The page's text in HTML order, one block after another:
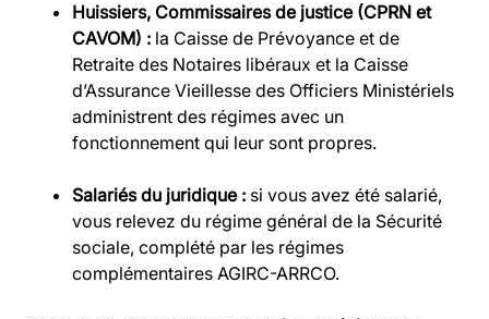
Huissiers, Commissaires de justice (CPRN et
CAVOM) : la Caisse de Prévoyance et de
Retraite des Notaires libéraux et la Caisse
d’Assurance Vieillesse des Officiers Ministériels
administrent des régimes avec un
fonctionnement qui leur sont propres.
Salariés du juridique : si vous avez été salarié,
vous relevez du régime général de la Sécurité
sociale, complété par les régimes
complémentaires AGIRC-ARRCO.